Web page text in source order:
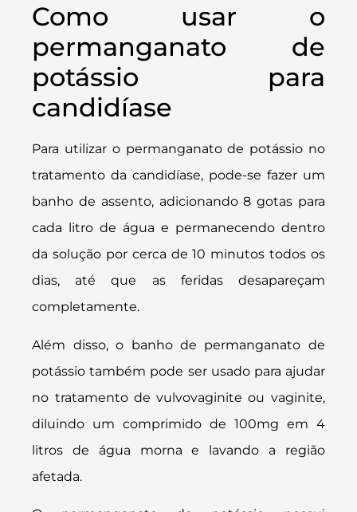
Como usar o
permanganato de
potássio para
candidíase
Para utilizar o permanganato de potássio no
tratamento da candidíase, pode-se fazer um
banho de assento, adicionando 8 gotas para
cada litro de água e permanecendo dentro
da solução por cerca de 10 minutos todos os
dias, até que as feridas desapareçam
completamente.
Além disso, o banho de permanganato de
potássio também pode ser usado para ajudar
no tratamento de vulvovaginite ou vaginite,
diluindo um comprimido de 100mg em 4
litros de água morna e lavando a região
afetada.